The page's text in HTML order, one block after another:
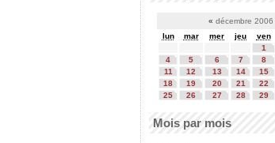
« décembre 2006
lun
mar mer jeu ven
1
4
5 6 7 8
11
12 13 14 15
18
19 20 21 22
25
26 27 28 29
Mois par mois